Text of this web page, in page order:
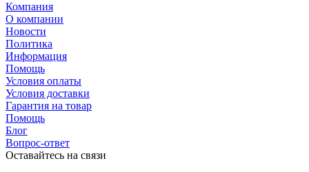
Компания
О компании
Новости
Политика
Информация
Помощь
Условия оплаты
Условия доставки
Гарантия на товар
Помощь
Блог
Вопрос-ответ
Оставайтесь на связи